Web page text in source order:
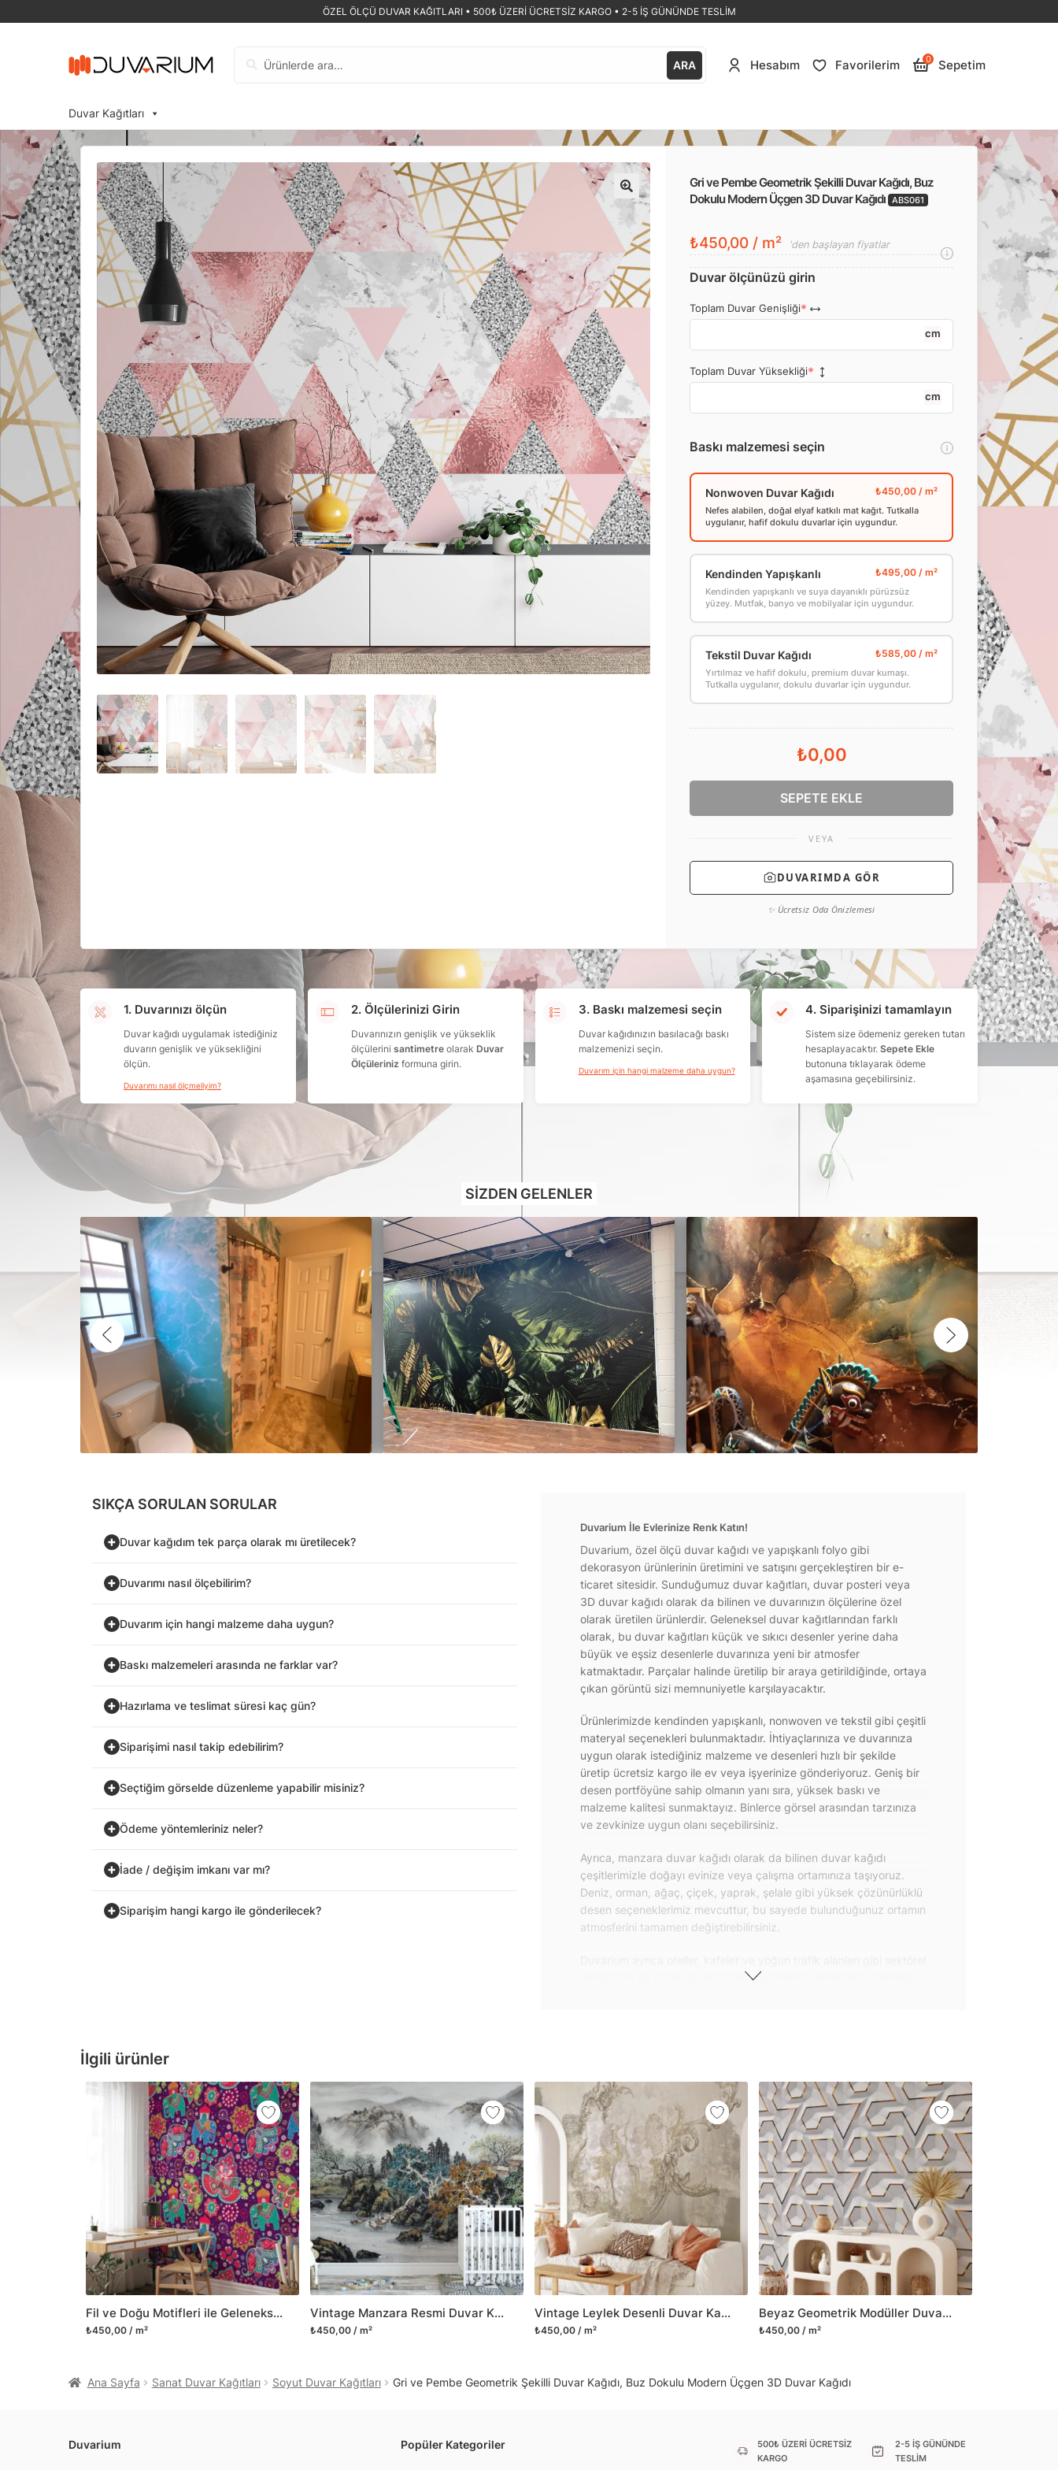
ÖZEL ÖLÇÜ DUVAR KAĞITLARI • 500₺ ÜZERİ ÜCRETSİZ KARGO • 2-5 İŞ GÜNÜNDE TESLİM
ARA Hesabım Favorilerim 0 Sepetim
Duvar Kağıtları
Gri ve Pembe Geometrik Şekilli Duvar Kağıdı, Buz
Dokulu Modern Üçgen 3D Duvar Kağıdı ABS061
₺450,00 / m² 'den başlayan fiyatlar
Duvar ölçünüzü girin
Toplam Duvar Genişliği
cm
Toplam Duvar Yüksekliği
cm
Baskı malzemesi seçin
Nonwoven Duvar Kağıdı
Nefes alabilen, doğal elyaf katkılı mat kağıt. Tutkalla
uygulanır, hafif dokulu duvarlar için uygundur.
Kendinden Yapışkanlı
Kendinden yapışkanlı ve suya dayanıklı pürüzsüz
yüzey. Mutfak, banyo ve mobilyalar için uygundur.
Tekstil Duvar Kağıdı
Yırtılmaz ve hafif dokulu, premium duvar kumaşı.
Tutkalla uygulanır, dokulu duvarlar için uygundur.
₺0,00
SEPETE EKLE
VEYA
DUVARIMDA GÖR
✨ Ücretsiz Oda Önizlemesi
1. Duvarınızı ölçün
Duvar kağıdı uygulamak istediğiniz
duvarın genişlik ve yüksekliğini
ölçün.
Duvarımı nasıl ölçmeliyim?
2. Ölçülerinizi Girin
Duvarınızın genişlik ve yükseklik
ölçülerini santimetreolarak Duvar
Ölçüleriniz formuna girin.
3. Baskı malzemesi seçin
Duvar kağıdınızın basılacağı baskı
malzemenizi seçin.
Duvarım için hangi malzeme daha uygun?
4. Siparişinizi tamamlayın
Sistem size ödemeniz gereken tutarı
hesaplayacaktır.Sepete Ekle
butonuna tıklayarak ödeme
aşamasına geçebilirsiniz.
İlgili ürünler
Fil ve Doğu Motifleri ile Geleneksel Doğu Duvar Kağıdı, Vintage Tarzda Duvar Posteri
₺450,00 / m²
Vintage Manzara Resmi Duvar Kağıdı, Klasik Geleneksel Duvar Posteri, 3D Duvar Kağıdı
₺450,00 / m²
Vintage Leylek Desenli Duvar Kağıdı, Klasik Geleneksel Duvar Posteri
₺450,00 / m²
Beyaz Geometrik Modüller Duvar Posteri, Modern Duvar Dekorasyonu için Özel Ölçü Duvar Kağıdı
₺450,00 / m²
SIZDEN GELENLER
SIKÇA SORULAN SORULAR
Duvar kağıdım tek parça olarak mı üretilecek?
Duvarımı nasıl ölçebilirim?
Duvarım için hangi malzeme daha uygun?
Baskı malzemeleri arasında ne farklar var?
Hazırlama ve teslimat süresi kaç gün?
Siparişimi nasıl takip edebilirim?
Seçtiğim görselde düzenleme yapabilir misiniz?
Ödeme yöntemleriniz neler?
İade / değişim imkanı var mı?
Siparişim hangi kargo ile gönderilecek?
Duvarium İle Evlerinize Renk Katın!
Duvarium, özel ölçü duvar kağıdı ve yapışkanlı folyo gibi
dekorasyon ürünlerinin üretimini ve satışını gerçekleştiren bir e-
ticaret sitesidir. Sunduğumuz duvar kağıtları, duvar posteri veya
3D duvar kağıdı olarak da bilinen ve duvarınızın ölçülerine özel
olarak üretilen ürünlerdir. Geleneksel duvar kağıtlarından farklı
olarak, bu duvar kağıtları küçük ve sıkıcı desenler yerine daha
büyük ve eşsiz desenlerle duvarınıza yeni bir atmosfer
katmaktadır. Parçalar halinde üretilip bir araya getirildiğinde, ortaya
çıkan görüntü sizi memnuniyetle karşılayacaktır.
Ürünlerimizde kendinden yapışkanlı, nonwoven ve tekstil gibi çeşitli
materyal seçenekleri bulunmaktadır. İhtiyaçlarınıza ve duvarınıza
uygun olarak istediğiniz malzeme ve desenleri hızlı bir şekilde
üretip ücretsiz kargo ile ev veya işyerinize gönderiyoruz. Geniş bir
desen portföyüne sahip olmanın yanı sıra, yüksek baskı ve
malzeme kalitesi sunmaktayız. Binlerce görsel arasından tarzınıza
ve zevkinize uygun olanı seçebilirsiniz.
Ayrıca, manzara duvar kağıdı olarak da bilinen duvar kağıdı
çeşitlerimizle doğayı evinize veya çalışma ortamınıza taşıyoruz.
Deniz, orman, ağaç, çiçek, yaprak, şelale gibi yüksek çözünürlüklü
desen seçeneklerimiz mevcuttur, bu sayede bulunduğunuz ortamın
atmosferini tamamen değiştirebilirsiniz.
alanlar için de proje duvar kağıdı çözümleri sunmaktadır. Yanmaz
yapışkanlı folyolarımız da geniş kullanım amacına sahiptir. Bu
folyolar sayesinde masa, çekmece, dolap kapakları gibi
mobilyalarınıza ilk günkü gibi yeni bir görünüm kazandırabilirsiniz.
Yüzeyi düz olan cam dahil her türlü yüzeye yapışabilen ve suya
dayanıklı yapışkanlı folyo modellerimizi ilgili kategoride
bulabilirsiniz.
Duvarium, yalnızca bu ürünlerle sınırlı kalmayıp aynı zamanda
kanvas tablo gibi çeşitli duvar dekorasyon ürünlerinin de üretimini
ve satışını yapmaktadır. Duvar tasarımının önemini biliyor ve evin en
kritik dekorasyon alanı olduğunu kabul ediyoruz. Bu nedenle ürün
yelpazemizi sürekli genişletiyor ve trendlere ayak uydurmanın yanı
sıra yeni trendlerin oluşumunda da öncü rol üstleniyoruz.
Herhangi bir soru ya da sorununuz olursa bizimle iletişime
geçebilirsiniz.
Ana Sayfa Sanat Duvar Kağıtları Soyut Duvar Kağıtları Gri ve Pembe Geometrik Şekilli Duvar Kağıdı, Buz Dokulu Modern Üçgen 3D Duvar Kağıdı
Duvarium Popüler Kategoriler
500₺ ÜZERİ ÜCRETSİZ
KARGO
2-5 İŞ GÜNÜNDE
TESLİM